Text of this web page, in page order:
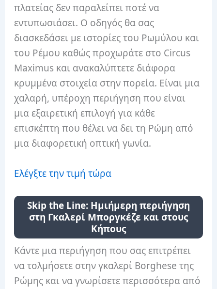
πλατείας δεν παραλείπει ποτέ να
εντυπωσιάσει. Ο οδηγός θα σας
διασκεδάσει με ιστορίες του Ρωμύλου και
του Ρέμου καθώς προχωράτε στο Circus
Maximus και ανακαλύπτετε διάφορα
κρυμμένα στοιχεία στην πορεία. Είναι μια
χαλαρή, υπέροχη περιήγηση που είναι
μια εξαιρετική επιλογή για κάθε
επισκέπτη που θέλει να δει τη Ρώμη από
μια διαφορετική οπτική γωνία.
Ελέγξτε την τιμή τώρα
Skip the Line: Ημιήμερη περιήγηση
στη Γκαλερί Μποργκέζε και στους
Κήπους
Κάντε μια περιήγηση που σας επιτρέπει
να τολμήσετε στην γκαλερί Borghese της
Ρώμης και να γνωρίσετε περισσότερα από